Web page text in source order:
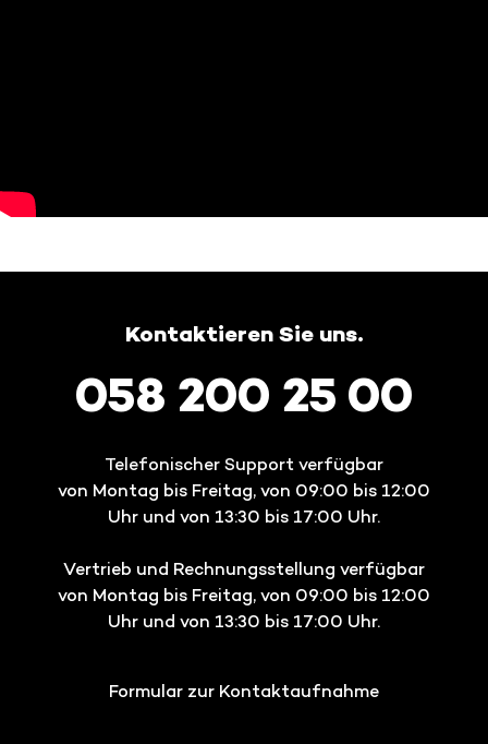
Kontaktieren Sie uns.
058 200 25 00
Telefonischer Support verfügbar
von Montag bis Freitag, von 09:00 bis 12:00
Uhr und von 13:30 bis 17:00 Uhr.
Vertrieb und Rechnungsstellung verfügbar
von Montag bis Freitag, von 09:00 bis 12:00
Uhr und von 13:30 bis 17:00 Uhr.
Formular zur Kontaktaufnahme